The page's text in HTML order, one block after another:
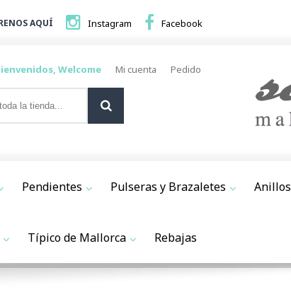
AQUÍ Instagram Facebook
Mi cuenta Pedido
Welcome
Pendientes Pulseras y Brazaletes Anillos
Típico de Mallorca Rebajas